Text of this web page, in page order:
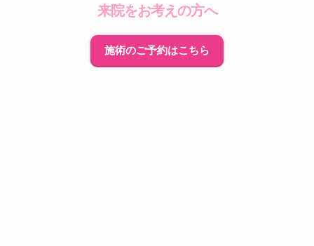
来院をお考えの方へ
施術のご予約はこちら